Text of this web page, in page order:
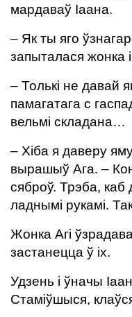
мардаваў Іаана.
– Як ты яго
запыталася жонка
– Толькі не давай
памагатага с
вельмі складана…
– Хіба я даверу
вырашыў Ага. –
сяброў. Трэба, каб
ладнымі рукамі.
Жонка Агі
застанецца ў іх.
Удзень і ўначы
Стаміўшыся,